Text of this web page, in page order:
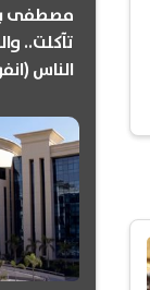
مصطفى
تآكلت..
الناس